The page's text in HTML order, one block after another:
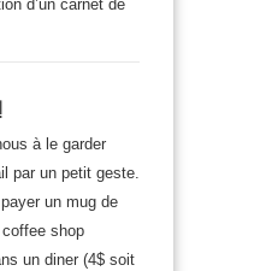
d’un carnet de
à le garder
par un petit geste.
un mug de
shop
un diner (4$ soit